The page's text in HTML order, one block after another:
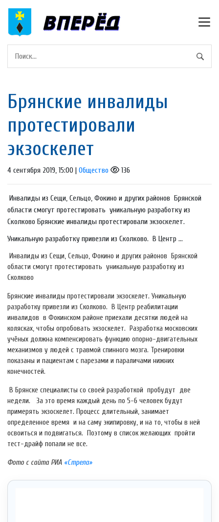
Брянские инвалиды
протестировали
экзоскелет
4 сентября 2019, 15:00 | Общество 136
Инвалиды из Сещи, Сельцо, Фокино и других районов Брянской
области смогут протестировать уникальную разработку из
Сколково Брянские инвалиды протестировали экзоскелет.
Уникальную разработку привезли из Сколково. В Центр ...
Инвалиды из Сещи, Сельцо, Фокино и других районов Брянской
области смогут протестировать уникальную разработку из
Сколково
Брянские инвалиды протестировали экзоскелет. Уникальную
разработку привезли из Сколково. В Центр реабилитации
инвалидов в Фокинском районе приехали десятки людей на
колясках, чтобы опробовать экзоскелет. Разработка московских
учёных должна компенсировать функцию опорно-двигательных
механизмов у людей с травмой спинного мозга. Тренировки
показаны и пациентам с парезами и параличами нижних
конечностей.
В Брянске специалисты со своей разработкой пробудут две
недели. За это время каждый день по 5-6 человек будут
примерять экзоскелет. Процесс длительный, занимает
определенное время и на саму экипировку, и на то, чтобы в ней
освоиться и подвигаться. Поэтому в список желающих пройти
тест-драйф попали не все.
Фото с сайта РИА «Стрела»